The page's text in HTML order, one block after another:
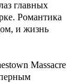
главных
Романтика
и жизнь
Massacre